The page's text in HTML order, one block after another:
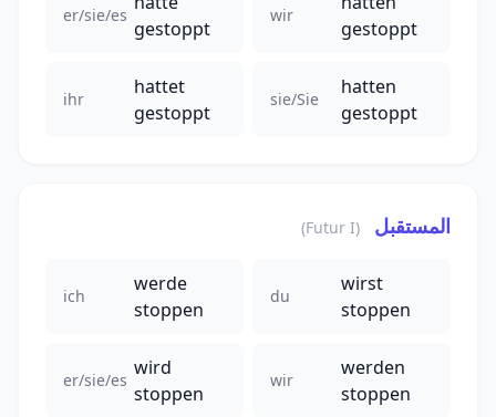
er/sie/es
gestoppt
wir
gestoppt
ihr
hattet
gestoppt
sie/Sie
hatten
gestoppt
المستقبل (Futur I)
ich
werde
stoppen
du
wirst
stoppen
er/sie/es
wird
stoppen
wir
werden
stoppen